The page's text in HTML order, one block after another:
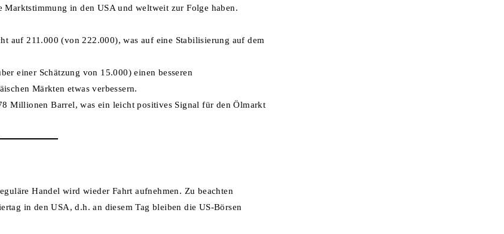
in den USA und weltweit zur Folge haben.
auf 211.000 (von 222.000), was auf eine Stabilisierung auf dem
einer Schätzung von 15.000) einen besseren
Märkten etwas verbessern.
Millionen Barrel, was ein leicht positives Signal für den Ölmarkt
Handel wird wieder Fahrt aufnehmen. Zu beachten
in den USA, d.h. an diesem Tag bleiben die US-Börsen